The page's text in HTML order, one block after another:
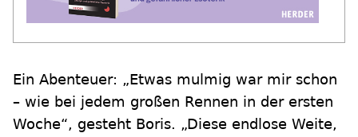
Ein Abenteuer: „Etwas mulmig war mir schon
– wie bei jedem großen Rennen in der ersten
Woche“, gesteht Boris. „Diese endlose Weite,